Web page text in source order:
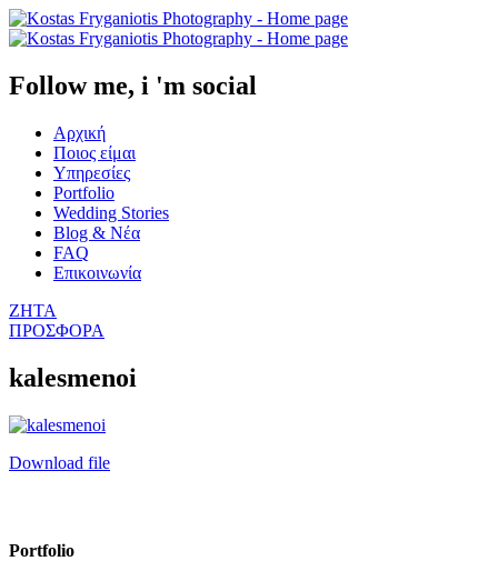
Follow me, i 'm social
Αρχική
Ποιος είμαι
Υπηρεσίες
Portfolio
Wedding Stories
Blog & Νέα
FAQ
Επικοινωνία
ΖΗΤΑ
ΠΡΟΣΦΟΡΑ
kalesmenoi
Download file
Portfolio